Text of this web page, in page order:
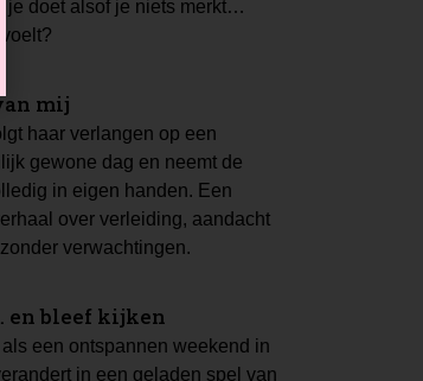
je doet alsof je niets merkt…
voelt?
mij
haar verlangen op een
gewone dag en neemt de
in eigen handen. Een
over verleiding, aandacht
verwachtingen.
en bleef kijken
een ontspannen weekend in
in een geladen spel van